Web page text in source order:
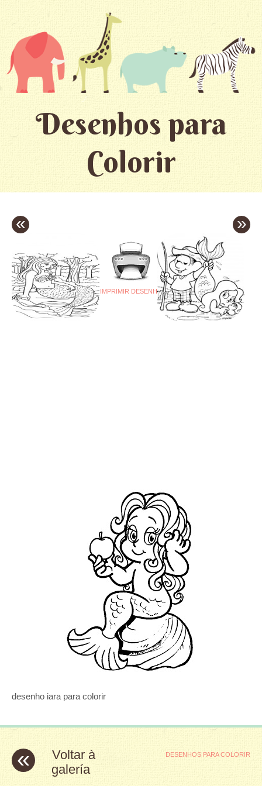
Desenhos para
Colorir
«
IMPRIMIR DESENHO
»
desenho iara para colorir
«
Voltar à
galería
DESENHOS PARA COLORIR